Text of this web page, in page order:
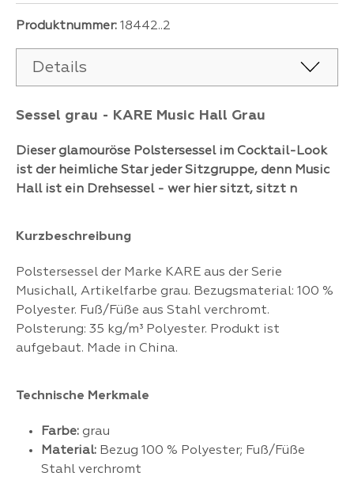
Produktnummer: 18442..2
Details
Sessel grau - KARE Music Hall Grau
Dieser glamouröse Polstersessel im Cocktail-Look
ist der heimliche Star jeder Sitzgruppe, denn Music
Hall ist ein Drehsessel - wer hier sitzt, sitzt n
Kurzbeschreibung
Polstersessel der Marke KARE aus der Serie
Musichall, Artikelfarbe grau. Bezugsmaterial: 100 %
Polyester. Fuß/Füße aus Stahl verchromt.
Polsterung: 35 kg/m³ Polyester. Produkt ist
aufgebaut. Made in China.
Technische Merkmale
Farbe: grau
Material: Bezug 100 % Polyester; Fuß/Füße
Stahl verchromt